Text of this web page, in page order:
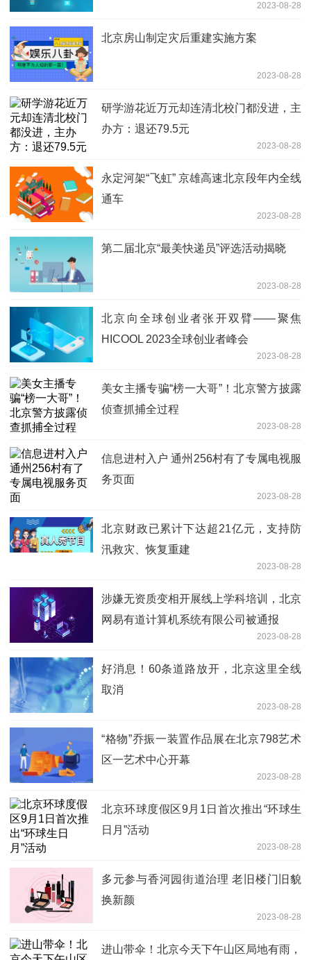
2023-08-28
北京房山制定灾后重建实施方案
2023-08-28
研学游花近万元却连清北校门都没进，主
办方：退还79.5元
2023-08-28
永定河架“飞虹” 京雄高速北京段年内全线
通车
2023-08-28
第二届北京“最美快递员”评选活动揭晓
2023-08-28
北京向全球创业者张开双臂——聚焦
HICOOL 2023全球创业者峰会
2023-08-28
美女主播专骗“榜一大哥”！北京警方披露
侦查抓捕全过程
2023-08-28
信息进村入户 通州256村有了专属电视服
务页面
2023-08-28
北京财政已累计下达超21亿元，支持防
汛救灾、恢复重建
2023-08-28
涉嫌无资质变相开展线上学科培训，北京
网易有道计算机系统有限公司被通报
2023-08-28
好消息！60条道路放开，北京这里全线
取消
2023-08-28
“格物”乔振一装置作品展在北京798艺术
区一艺术中心开幕
2023-08-28
北京环球度假区9月1日首次推出“环球生
日月”活动
2023-08-28
多元参与香河园街道治理 老旧楼门旧貌
换新颜
2023-08-28
进山带伞！北京今天下午山区局地有雨，